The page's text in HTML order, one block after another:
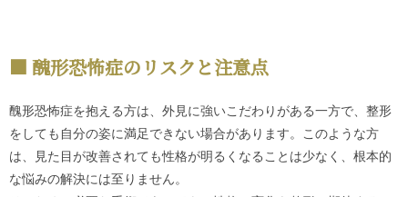
醜形恐怖症のリスクと注意点
醜形恐怖症を抱える方は、外見に強いこだわりがある一方で、整形
をしても自分の姿に満足できない場合があります。このような方
は、見た目が改善されても性格が明るくなることは少なく、根本的
な悩みの解決には至りません。